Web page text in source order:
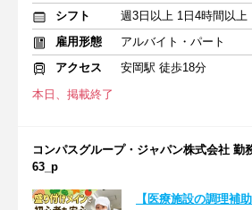
シフト
週3日以上 1日4時間以上
雇用形態
アルバイト・パート
アクセス
安岡駅 徒歩18分
本日、掲載終了
コンパスグループ・ジャパン株式会社
63_p
【医療施設の調理補